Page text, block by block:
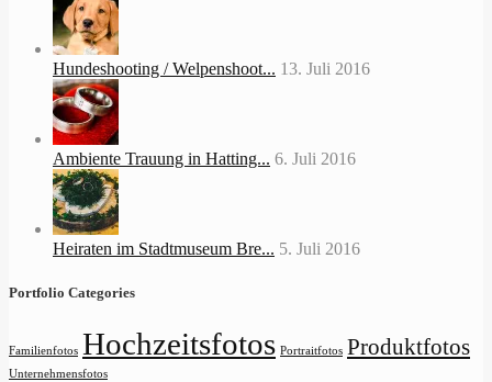
Hundeshooting / Welpenshoot... 13. Juli 2016
Ambiente Trauung in Hatting... 6. Juli 2016
Heiraten im Stadtmuseum Bre... 5. Juli 2016
Portfolio Categories
Familienfotos Hochzeitsfotos Portraitfotos Produktfotos
Unternehmensfotos